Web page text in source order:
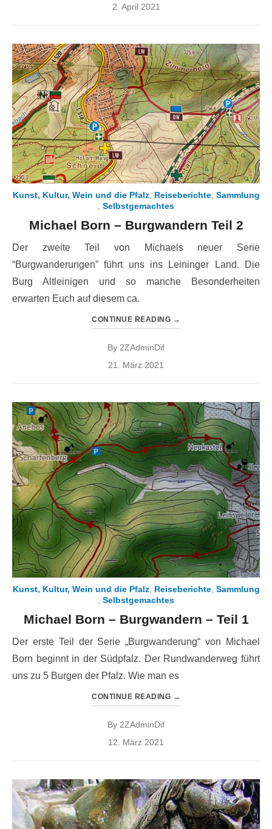
Posted
2. April 2021
Kunst, Kultur, Wein und die Pfalz, Reiseberichte, Sammlung
Selbstgemachtes
Michael Born – Burgwandern Teil 2
Der zweite Teil von Michaels neuer Serie
“Burgwanderungen” führt uns ins Leininger Land. Die
Burg Altleinigen und so manche Besonderheiten
erwarten Euch auf diesem ca.
CONTINUE READING →
By 2ZAdminDif
Posted
21. März 2021
Kunst, Kultur, Wein und die Pfalz, Reiseberichte, Sammlung
Selbstgemachtes
Michael Born – Burgwandern – Teil 1
Der erste Teil der Serie „Burgwanderung“ von Michael
Born beginnt in der Südpfalz. Der Rundwanderweg führt
uns zu 5 Burgen der Pfalz. Wie man es
CONTINUE READING →
By 2ZAdminDif
Posted
12. März 2021